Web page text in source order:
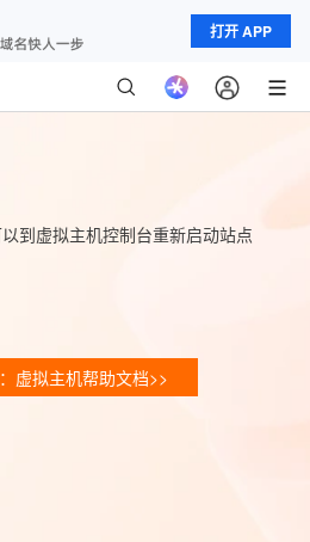
打开 APP
到虚拟主机控制台重新启动站点
虚拟主机帮助文档>>